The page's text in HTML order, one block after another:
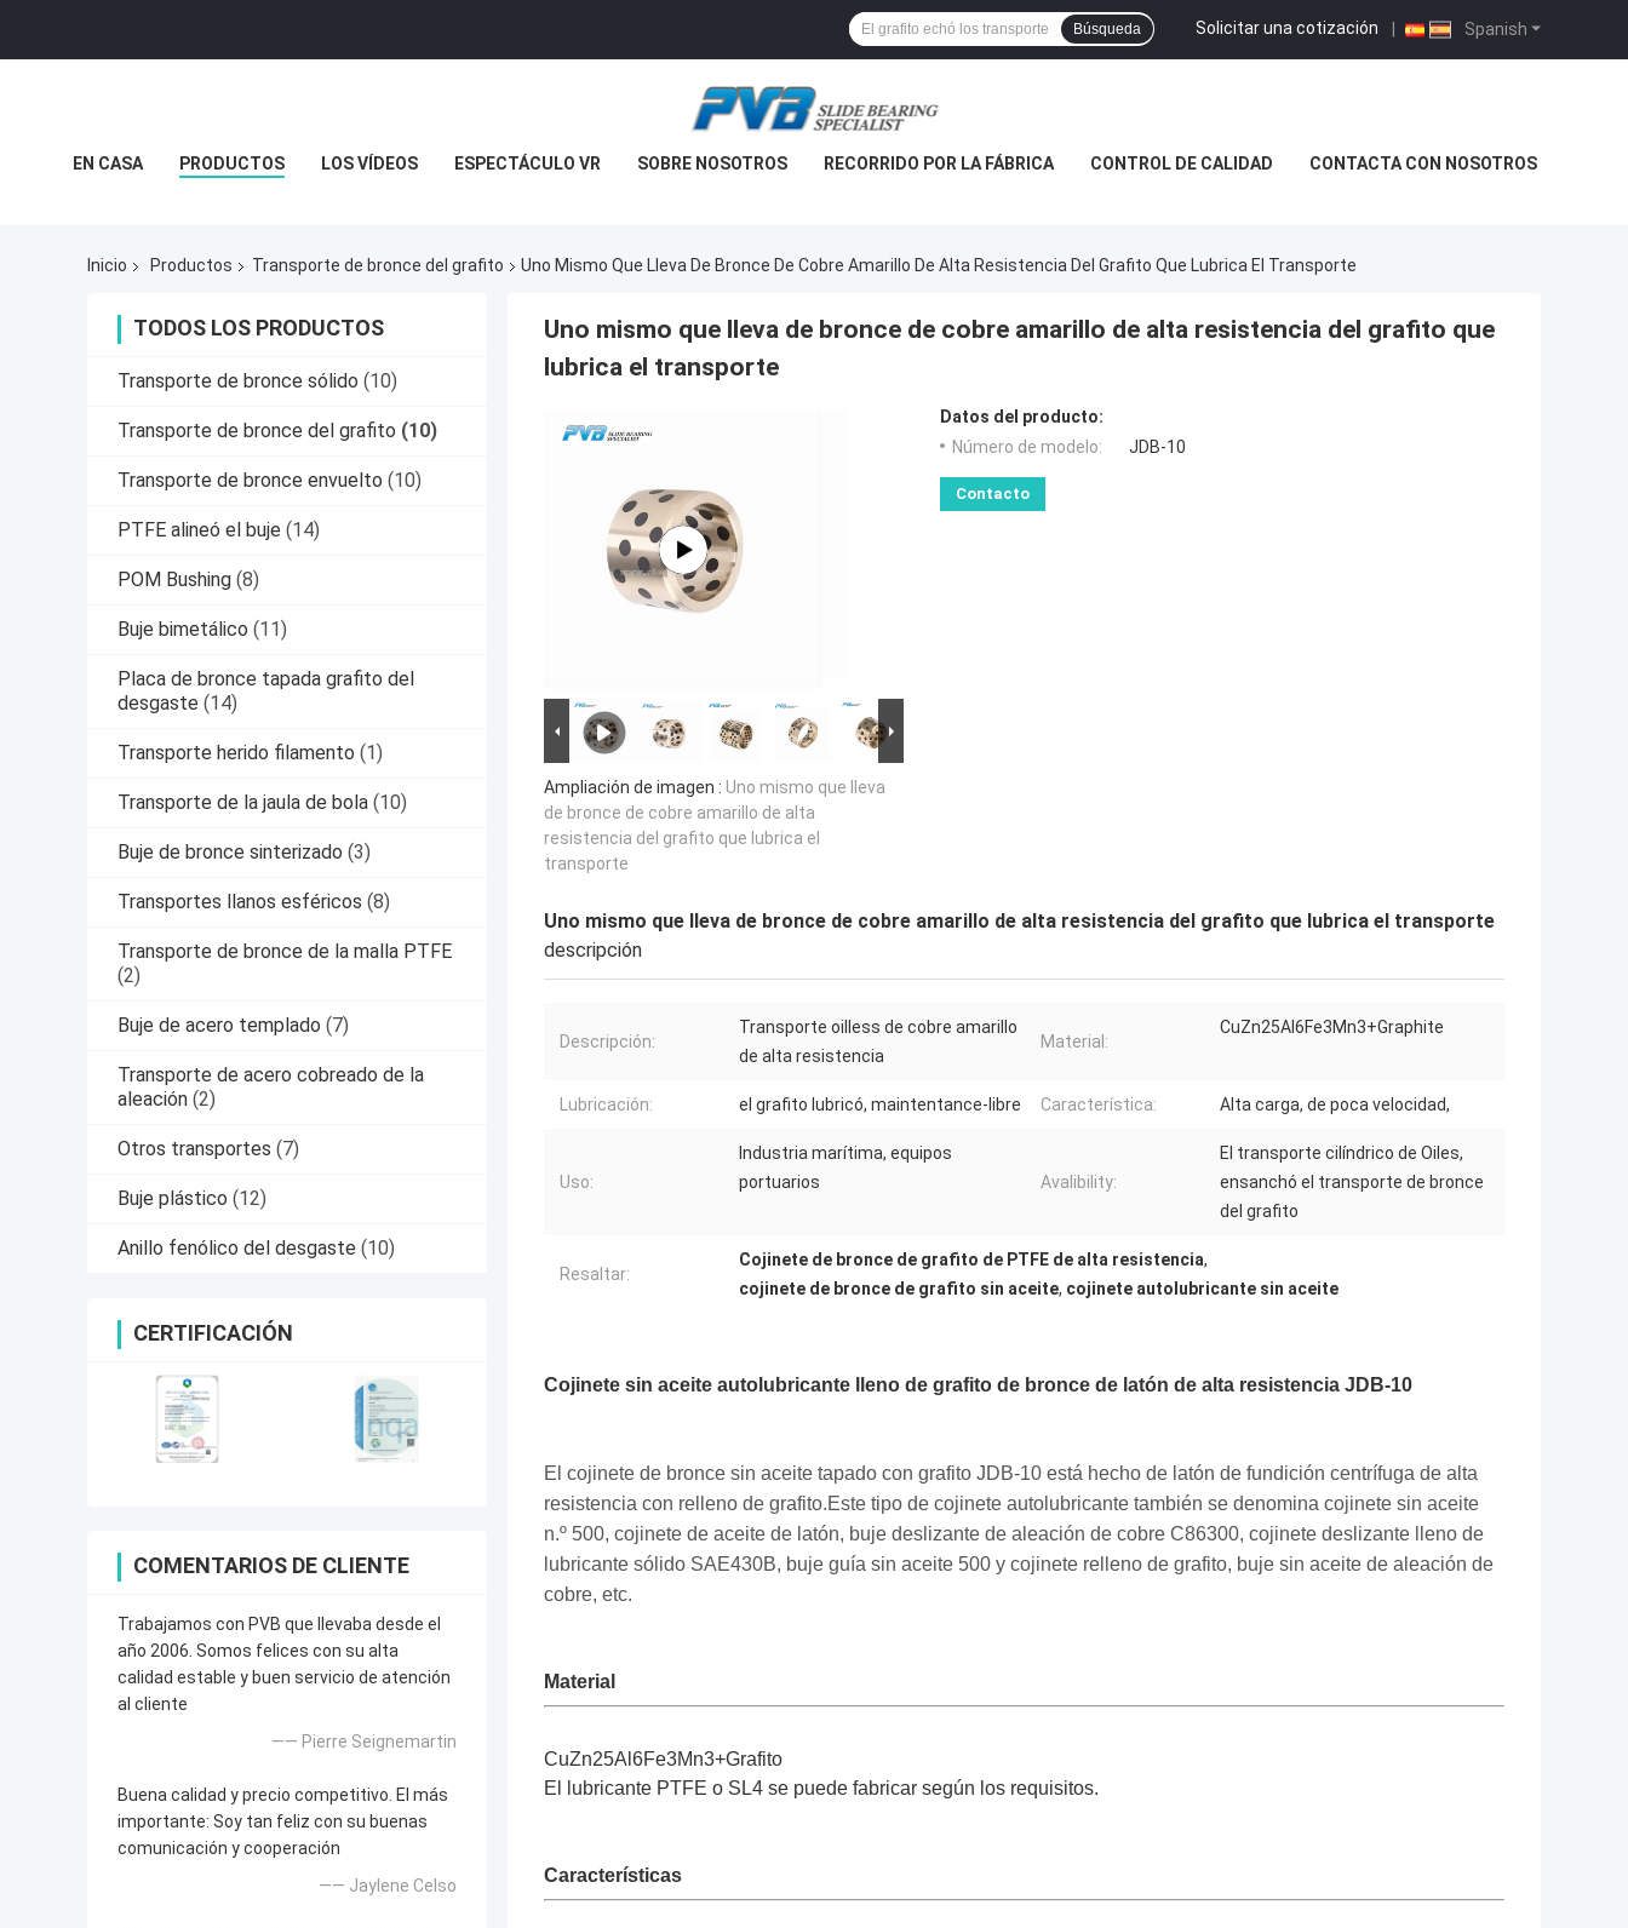
Spanish
Solicitar una cotización |
Búsqueda
EN CASA PRODUCTOS LOS VÍDEOS ESPECTÁCULO VR SOBRE NOSOTROS RECORRIDO POR LA FÁBRICA CONTROL DE CALIDAD CONTACTA CON NOSOTROS
Inicio Productos Transporte de bronce del grafito Uno Mismo Que Lleva De Bronce De Cobre Amarillo De Alta Resistencia Del Grafito Que Lubrica El Transporte
TODOS LOS PRODUCTOS
Transporte de bronce sólido (10)
Transporte de bronce del grafito (10)
Transporte de bronce envuelto (10)
PTFE alineó el buje (14)
POM Bushing (8)
Buje bimetálico (11)
Placa de bronce tapada grafito del
desgaste (14)
Transporte herido filamento (1)
Transporte de la jaula de bola (10)
Buje de bronce sinterizado (3)
Transportes llanos esféricos (8)
Transporte de bronce de la malla PTFE
(2)
Buje de acero templado (7)
Transporte de acero cobreado de la
aleación (2)
Otros transportes (7)
Buje plástico (12)
Anillo fenólico del desgaste (10)
CERTIFICACIÓN
COMENTARIOS DE CLIENTE
Trabajamos con PVB que llevaba desde el
año 2006. Somos felices con su alta
calidad estable y buen servicio de atención
al cliente
—— Pierre Seignemartin
Buena calidad y precio competitivo. El más
importante: Soy tan feliz con su buenas
comunicación y cooperación
—— Jaylene Celso
Uno mismo que lleva de bronce de cobre amarillo de alta resistencia del grafito que
lubrica el transporte
Ampliación de imagen : Uno mismo que lleva
de bronce de cobre amarillo de alta
resistencia del grafito que lubrica el
transporte
Datos del producto:
Número de modelo:
JDB-10
Contacto
Uno mismo que lleva de bronce de cobre amarillo de alta resistencia del grafito que lubrica el transporte
descripción
Descripción:
Transporte oilless de cobre amarillo
de alta resistencia
Material:
CuZn25Al6Fe3Mn3+Graphite
Lubricación: el grafito lubricó, maintentance-libre Característica: Alta carga, de poca velocidad,
Uso:
Industria marítima, equipos
portuarios
Avalibility:
El transporte cilíndrico de Oiles,
ensanchó el transporte de bronce
del grafito
Resaltar:
Cojinete de bronce de grafito de PTFE de alta resistencia,
cojinete de bronce de grafito sin aceite, cojinete autolubricante sin aceite
Cojinete sin aceite autolubricante lleno de grafito de bronce de latón de alta resistencia JDB-10
El cojinete de bronce sin aceite tapado con grafito JDB-10 está hecho de latón de fundición centrífuga de alta
resistencia con relleno de grafito.Este tipo de cojinete autolubricante también se denomina cojinete sin aceite
n.º 500, cojinete de aceite de latón, buje deslizante de aleación de cobre C86300, cojinete deslizante lleno de
lubricante sólido SAE430B, buje guía sin aceite 500 y cojinete relleno de grafito, buje sin aceite de aleación de
cobre, etc.
Material
CuZn25Al6Fe3Mn3+Grafito
El lubricante PTFE o SL4 se puede fabricar según los requisitos.
Características